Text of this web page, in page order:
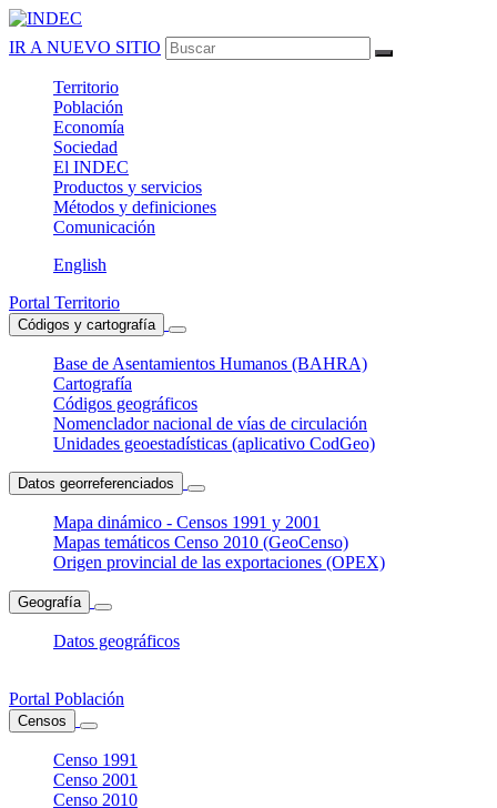
IR A NUEVO SITIO
Territorio
Población
Economía
Sociedad
El INDEC
Productos y servicios
Métodos y definiciones
Comunicación
English
Portal Territorio
Códigos y cartografía
Base de Asentamientos Humanos (BAHRA)
Cartografía
Códigos geográficos
Nomenclador nacional de vías de circulación
Unidades geoestadísticas (aplicativo CodGeo)
Datos georreferenciados
Mapa dinámico - Censos 1991 y 2001
Mapas temáticos Censo 2010 (GeoCenso)
Origen provincial de las exportaciones (OPEX)
Geografía
Datos geográficos
Portal Población
Censos
Censo 1991
Censo 2001
Censo 2010